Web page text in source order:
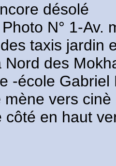
désolé
N° 1-Av.
taxis jardin
Nord des
-école Gabriel
mène vers
côté en haut